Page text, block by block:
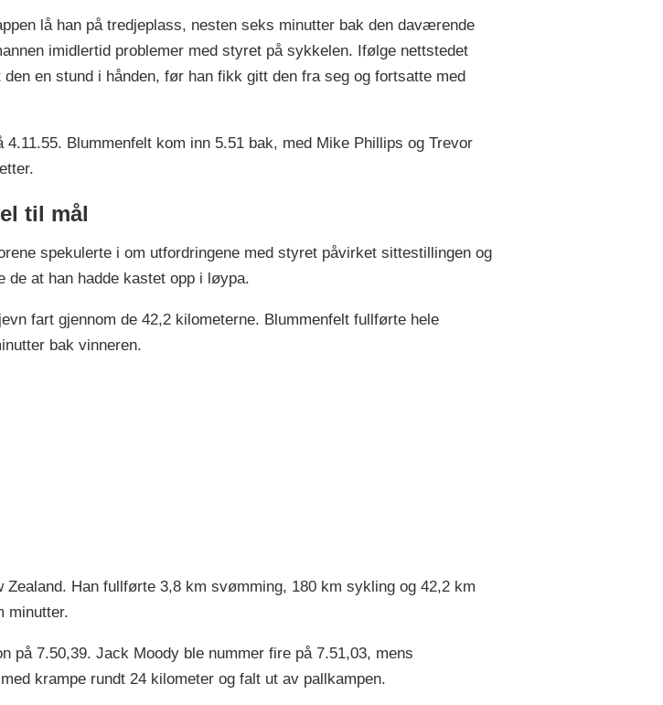
lå han på tredjeplass, nesten seks minutter bak den daværende
imidlertid problemer med styret på sykkelen. Ifølge nettstedet
en stund i hånden, før han fikk gitt den fra seg og fortsatte med
Blummenfelt kom inn 5.51 bak, med Mike Phillips og Trevor
til mål
spekulerte i om utfordringene med styret påvirket sittestillingen og
de at han hadde kastet opp i løypa.
fart gjennom de 42,2 kilometerne. Blummenfelt fullførte hele
bak vinneren.
Han fullførte 3,8 km svømming, 180 km sykling og 42,2 km
minutter.
på 7.50,39. Jack Moody ble nummer fire på 7.51,03, mens
krampe rundt 24 kilometer og falt ut av pallkampen.